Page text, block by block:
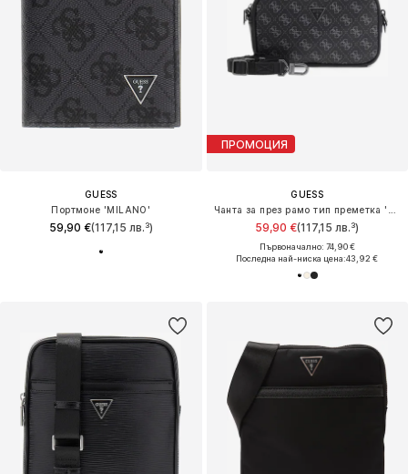
GUESS
Портмоне 'MILANO'
59,90 €(117,15 лв.³)
ПРОМОЦИЯ
GUESS
59,90 €(117,15 лв.³)
Първоначално: 74,90 €
Последна най-ниска цена:43,92 €